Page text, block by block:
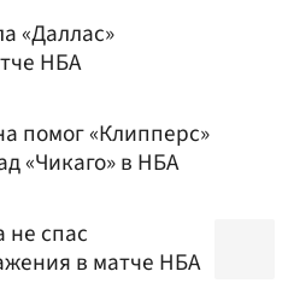
«Даллас»
НБА
помог «Клипперс»
«Чикаго» в НБА
спас
в матче НБА